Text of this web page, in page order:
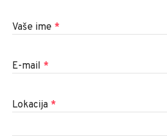
Vaše ime *
E-mail *
Lokacija *